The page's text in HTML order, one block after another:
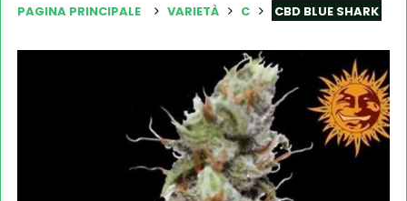
PAGINA PRINCIPALE VARIETÀ C CBD BLUE SHARK